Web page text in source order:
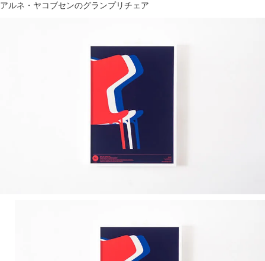
アルネ・ヤコブセンのグランプリチェア